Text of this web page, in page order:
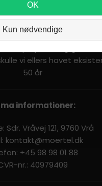
af projekter og garanter
vi ellers havet
50 år
informationer:
Sdr. Vråvej 121, 9760 Vrå
kontakt@moertel.dk
+45 98 98 01 88
nr.: 40979409
OK
Kun nødvendige